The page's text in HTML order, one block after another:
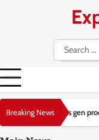
Breaking News
और 8s gen proccessor के